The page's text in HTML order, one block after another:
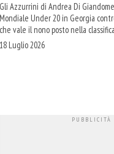
Gli Azzurrini di Andrea Di
Mondiale Under 20 in Georgia
che vale il nono posto nella
18 Luglio 2026